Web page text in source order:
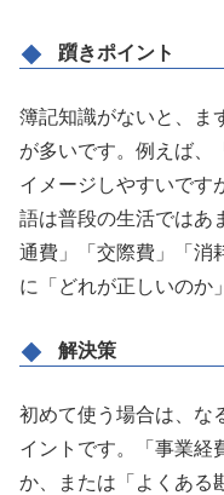
躓きポイント
簿記知識がないと、ま
が多いです。例えば、
イメージしやすいです
語は普段の生活ではあ
通費」「交際費」「消
に「どれが正しいのか
解決策
初めて使う場合は、な
イントです。「事業経
か、または「よくある